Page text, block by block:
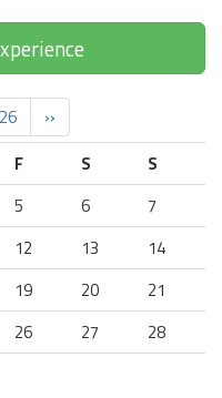
››
F S
S
5 6
7
12 13
14
19 20
21
26 27
28